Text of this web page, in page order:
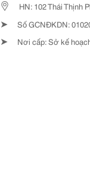
HN: 102 Thái Thịnh
➤ Số GCNĐKDN:
➤ Nơi cấp: Sở kế